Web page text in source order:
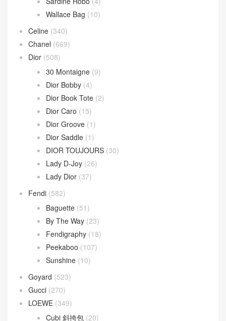
文章類目
(594)
Andiamo(30)
Andiamo 手拿包
Hop 斜挎包(4)
Jodie 手提包(17)
Loop 斜挎包(4)
Parachute Bag(10)
Sardine Hobo(4)
Wallace Bag
Celine(340)
Chanel(669)
Dior
(508)
30 Montaigne(9)
Dior Bobby(4)
Dior Book Tote
Dior Caro
Dior Groove
Dior Saddle (1)